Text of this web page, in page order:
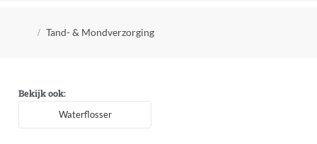
Kruimelpad
Tand- & Mondverzorging
Bekijk ook:
Waterflosser